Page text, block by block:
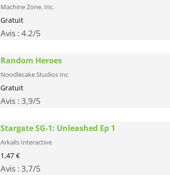
Machine Zone, Inc.
Gratuit
Avis : 4.2/5
Random Heroes
Noodlecake Studios Inc
Gratuit
Avis : 3,9/5
Stargate SG-1: Unleashed Ep 1
Arkalis Interactive
1,47 €
Avis : 3,7/5